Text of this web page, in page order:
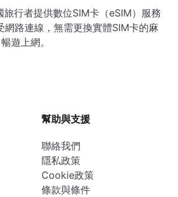
行者提供數位SIM卡（eSIM）服務
網路連線，無需更換實體SIM卡的麻
遊上網。
幫助與支援
聯絡我們
隱私政策
Cookie政策
條款與條件